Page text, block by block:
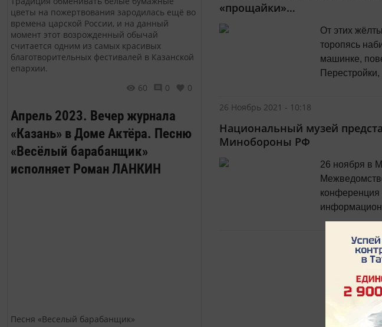
цветы на пожертвования зародилась ещё во
времена царской России, и на данный
момент этот возрожденный обычай
считается одним из самых красивых
благотворительных фестивалей в Казанской
епархии.
60
0 0
Апрель 2023. Вечер журнала
«Казань» в Доме Актёра. Песню
«Весёлый барабанщик»
исполняет Роман ЛАНКИН
Песня «Веселый барабанщик»
«прощайки»…
От этих
торопясь
машинке,
на ясно
разделывали
26 Ноябрь 2021 - 10:18
Национальный музей
Минобороны РФ
26 ноября в
задач в
На
экспозиция,
начала
нашей
все для